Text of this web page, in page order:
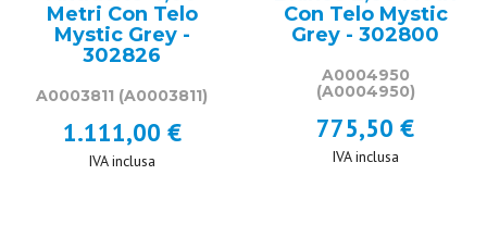
Metri Con Telo
Mystic Grey -
302826
A0003811 (A0003811)
1.111,00 €
IVA inclusa
Con Telo Mystic
Grey - 302800
A0004950
(A0004950)
775,50 €
IVA inclusa